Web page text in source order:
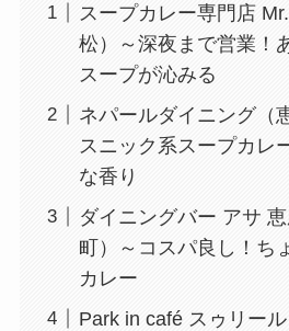
スープカレー専門店
松）～深夜まで営業！
スープが沁みる
ネパールダイニング（
スニック系スープカレ
な香り
ダイニングバー アサ
町）～コスパ良し！ち
カレー
Park in café スゥリー